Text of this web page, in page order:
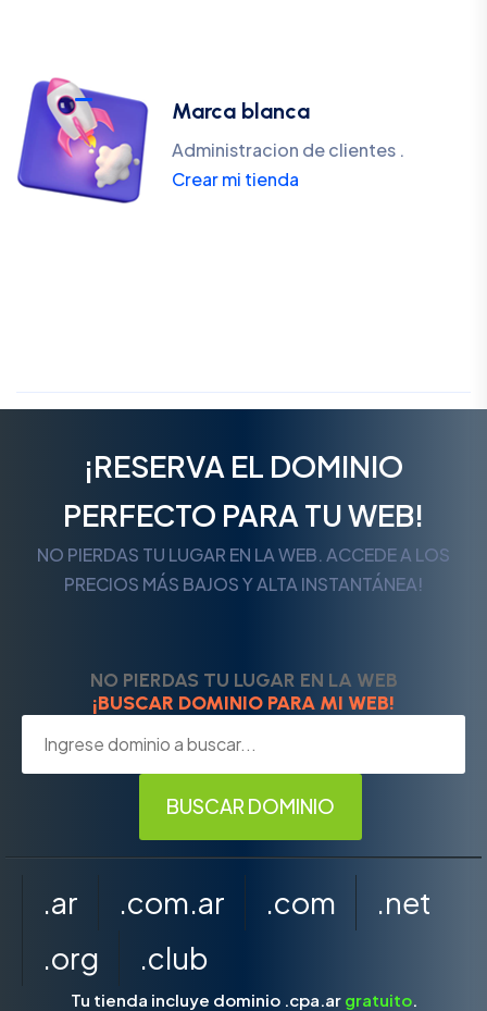
Marca blanca
Administracion de clientes .
Crear mi tienda
¡RESERVA EL DOMINIO
PERFECTO PARA TU WEB!
NO PIERDAS TU LUGAR EN LA WEB. ACCEDE A LOS
PRECIOS MÁS BAJOS Y ALTA INSTANTÁNEA!
NO PIERDAS TU LUGAR EN LA WEB
¡BUSCAR DOMINIO PARA MI WEB!
.ar .com.ar .com
.net
.org
.club
Tu tienda incluye dominio .cpa.ar gratuito.